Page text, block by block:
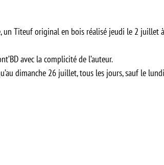
un Titeuf original en bois réalisé jeudi le 2 juillet
avec la complicité de l’auteur.
dimanche 26 juillet, tous les jours, sauf le